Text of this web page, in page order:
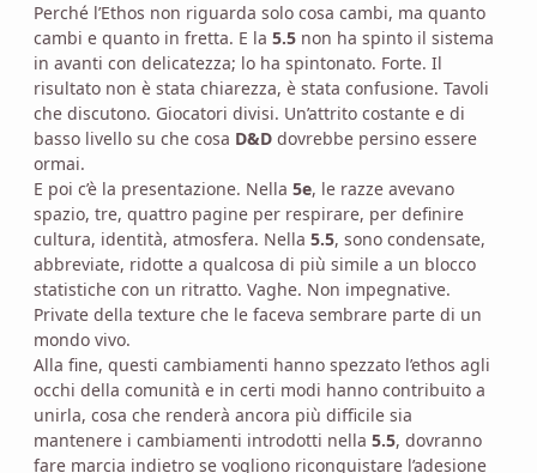
Perché l’Ethos non riguarda solo cosa cambi, ma quanto
cambi e quanto in fretta. E la 5.5 non ha spinto il sistema
in avanti con delicatezza; lo ha spintonato. Forte. Il
risultato non è stata chiarezza, è stata confusione. Tavoli
che discutono. Giocatori divisi. Un’attrito costante e di
basso livello su che cosa D&D dovrebbe persino essere
ormai.
E poi c’è la presentazione. Nella 5e, le razze avevano
spazio, tre, quattro pagine per respirare, per definire
cultura, identità, atmosfera. Nella 5.5, sono condensate,
abbreviate, ridotte a qualcosa di più simile a un blocco
statistiche con un ritratto. Vaghe. Non impegnative.
Private della texture che le faceva sembrare parte di un
mondo vivo.
Alla fine, questi cambiamenti hanno spezzato l’ethos agli
occhi della comunità e in certi modi hanno contribuito a
unirla, cosa che renderà ancora più difficile sia
mantenere i cambiamenti introdotti nella 5.5, dovranno
fare marcia indietro se vogliono riconquistare l’adesione